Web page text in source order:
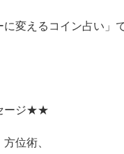
に変えるコイン占い」
ージ★★
位術、